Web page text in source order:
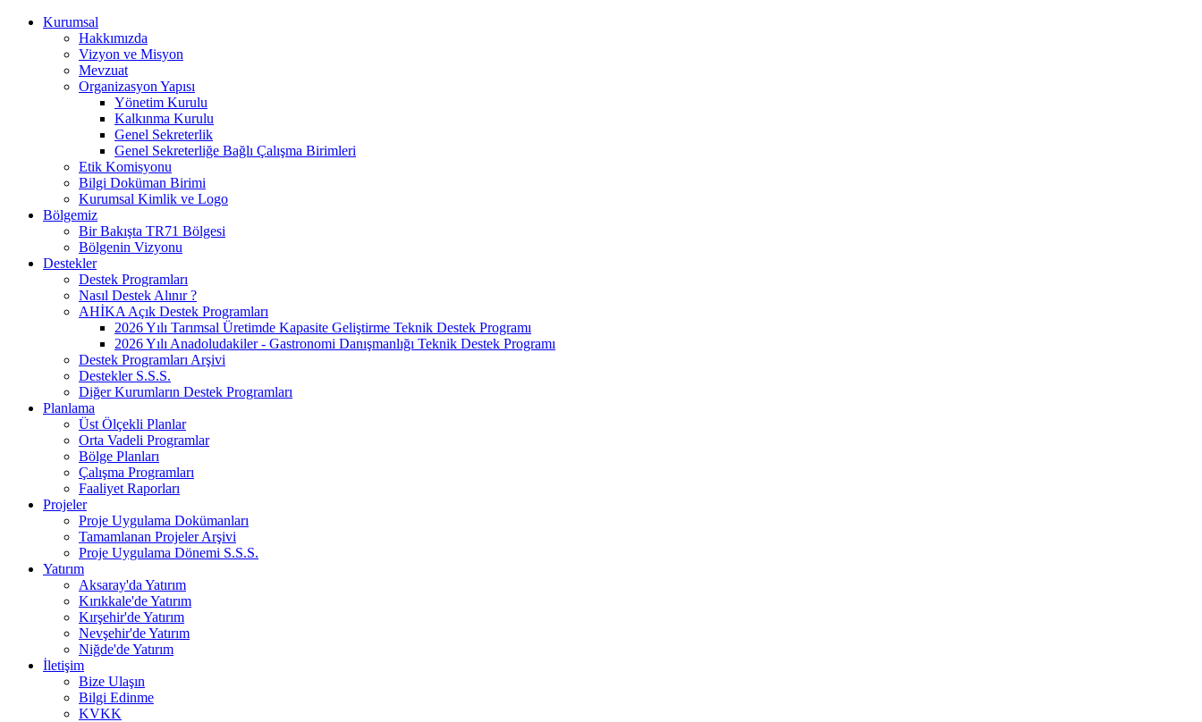
Kurumsal
Hakkımızda
Vizyon ve Misyon
Mevzuat
Organizasyon Yapısı
Yönetim Kurulu
Kalkınma Kurulu
Genel Sekreterlik
Genel Sekreterliğe Bağlı Çalışma Birimleri
Etik Komisyonu
Bilgi Doküman Birimi
Kurumsal Kimlik ve Logo
Bölgemiz
Bir Bakışta TR71 Bölgesi
Bölgenin Vizyonu
Destekler
Destek Programları
Nasıl Destek Alınır ?
AHİKA Açık Destek Programları
2026 Yılı Tarımsal Üretimde Kapasite Geliştirme Teknik Destek Programı
2026 Yılı Anadoludakiler - Gastronomi Danışmanlığı Teknik Destek Programı
Destek Programları Arşivi
Destekler S.S.S.
Diğer Kurumların Destek Programları
Planlama
Üst Ölçekli Planlar
Orta Vadeli Programlar
Bölge Planları
Çalışma Programları
Faaliyet Raporları
Projeler
Proje Uygulama Dokümanları
Tamamlanan Projeler Arşivi
Proje Uygulama Dönemi S.S.S.
Yatırım
Aksaray'da Yatırım
Kırıkkale'de Yatırım
Kırşehir'de Yatırım
Nevşehir'de Yatırım
Niğde'de Yatırım
İletişim
Bize Ulaşın
Bilgi Edinme
KVKK